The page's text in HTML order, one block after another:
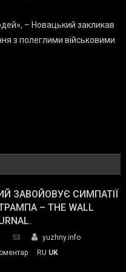
– Новацький закликав
з полеглими військовими
ЗАВОЙОВУЄ СИМПАТІЇ
– THE WALL
53
yuzhny.info
on
RU UK